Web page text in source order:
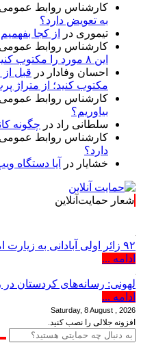
کارشناس روابط عمومی
به تعویض دارد؟
تیموری در
از کجا
کارشناس روابط عمومی
این ۸ مورد را مکتوب کنید؛ از متراژ پرت تا ضمانت نصب
احسان وفادار در
مکتوب کنید؛ از متراژ
کارشناس روابط عمومی
بیاوریم؟
سلطانی راد در چگونه
کارشناس روابط عمومی
دارد؟
خشایار در آیا دستگاه
شعار حمایت‌آنلاین
۹۲ زائر اولی آبادانی به زیارت امام هشتم اعزام شدند
ادامه ...
لهونی: رسانه‌های کردستان
ادامه ...
Saturday, 8 August , 2026
افزونه جلالی را نصب کنید.